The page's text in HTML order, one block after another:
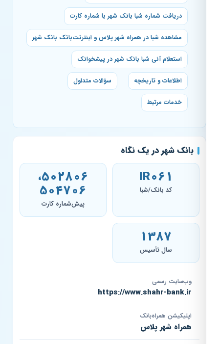
دریافت شماره شبا بانک شهر با شماره کارت
مشاهده شبا در همراه شهر پلاس و اینترنت‌بانک بانک شهر
استعلام آنی شبا بانک شهر در پیشخوانک
اطلاعات و تاریخچه سؤالات متداول
خدمات مرتبط
بانک شهر در یک نگاه
IR061
کد بانک/شبا
502806،
504706
پیش‌شماره کارت
1387
سال تأسیس
وب‌سایت رسمی
https://www.shahr-bank.ir
اپلیکیشن همراه‌بانک
همراه شهر پلاس